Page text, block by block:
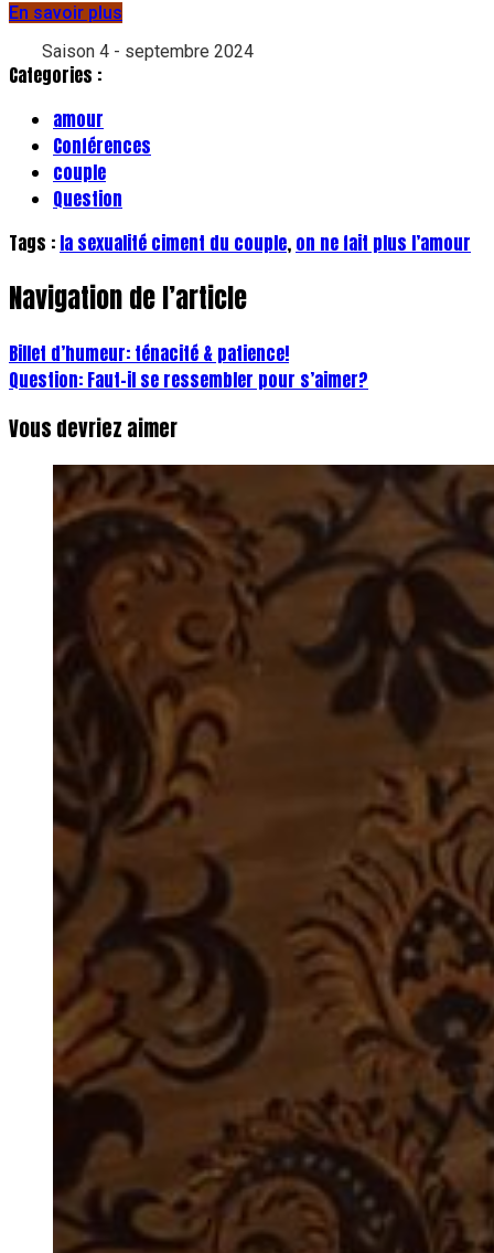
En savoir plus
Saison 4 - septembre 2024
Categories :
amour
Conférences
couple
Question
Tags : la sexualité ciment du couple, on ne fait plus l’amour
Navigation de l’article
Billet d’humeur: ténacité & patience!
Question: Faut-il se ressembler pour s’aimer?
Vous devriez aimer